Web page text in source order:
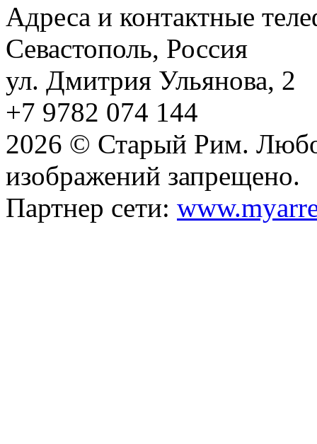
Адреса и контактные
Севастополь, Россия
ул. Дмитрия Ульянова, 2
+7 9782 074 144
2026 © Старый Рим.
изображений запрещено.
Партнер сети: